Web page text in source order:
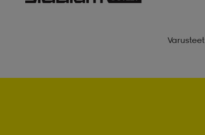
Varusteet